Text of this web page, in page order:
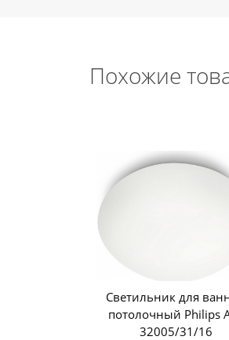
Похожие
Светильник для
потолочный Philips
32005/31/16